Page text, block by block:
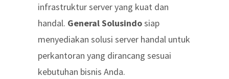
infrastruktur server yang kuat dan
handal. General Solusindosiap
menyediakan solusi server handal untuk
perkantoran yang dirancang sesuai
kebutuhan bisnis Anda.